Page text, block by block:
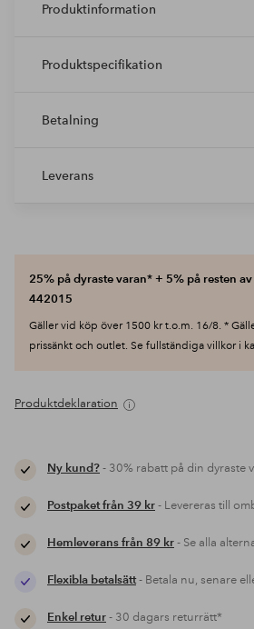
Produktinformation
Produktspecifikation
Betalning
Leverans
25% på dyraste varan* + 5% på resten
442015
Gäller vid köp över 1500 kr t.o.m. 16/8. *
prissänkt och outlet. Se fullständiga villkor i
Produktdeklaration
Ny kund?- 30% rabatt på din dyraste
Postpaket från 39 kr- Levereras till
Hemleverans från 89 kr- Se alla
Flexibla betalsätt- Betala nu, senare
Enkel retur- 30 dagars returrätt*